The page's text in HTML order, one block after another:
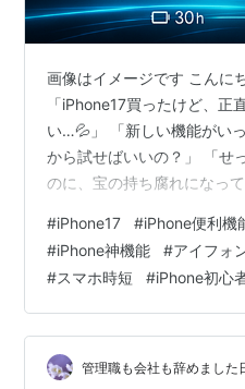
画像はイメージです こんに
「iPhone17買ったけど、正
い…💦」 「新しい機能がい
から試せばいいの？」 「せ
のに、宝の持ち腐れになっ
記事を最後まで読めば、あ
ホから生活を変える最強ツ
は、iPhone17には知らない
さん搭載されているんです
の存在すら知らずに使って
なさすぎま…
#iPhone17 #iPhone便利機
#iPhone神機能 #アイフォ
#スマホ時短 #iPhone初心
管理職も会社も辞めました